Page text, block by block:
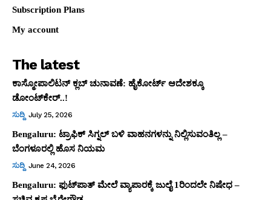
Subscription Plans
My account
The latest
ಕಾಸ್ಮೋಪಾಲಿಟನ್‌ ಕ್ಲಬ್‌ ಚುನಾವಣೆ: ಹೈಕೋರ್ಟ್‌ ಆದೇಶಕ್ಕೂ
ಡೋಂಟ್‌ಕೇರ್‌..!
ಸುದ್ದಿ July 25, 2026
Bengaluru: ಟ್ರಾಫಿಕ್‌ ಸಿಗ್ನಲ್‌ ಬಳಿ ವಾಹನಗಳನ್ನು ನಿಲ್ಲಿಸುವಂತಿಲ್ಲ –
ಬೆಂಗಳೂರಲ್ಲಿ ಹೊಸ ನಿಯಮ
ಸುದ್ದಿ June 24, 2026
Bengaluru: ಫುಟ್‌ಪಾತ್‌ ಮೇಲೆ ವ್ಯಾಪಾರಕ್ಕೆ ಜುಲೈ 1ರಿಂದಲೇ ನಿಷೇಧ –